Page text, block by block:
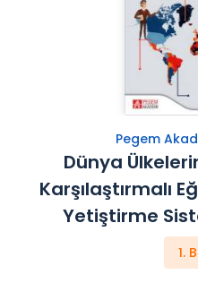
Pegem
Dünya
Karşılaştırmalı
Yetiştirme
1.